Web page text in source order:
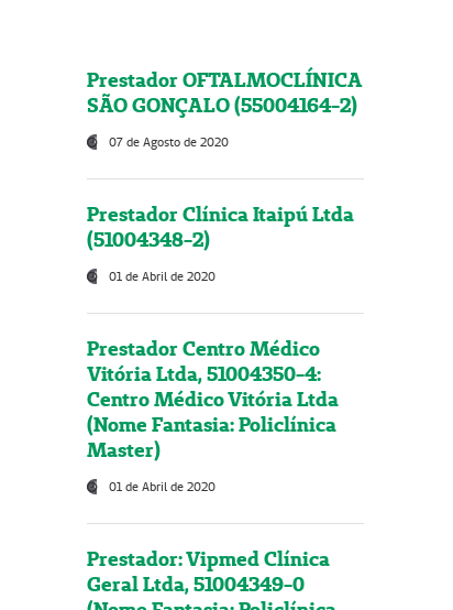
Prestador OFTALMOCLÍNICA
SÃO GONÇALO (55004164-2)
07 de Agosto de 2020
Prestador Clínica Itaipú Ltda
(51004348-2)
01 de Abril de 2020
Prestador Centro Médico
Vitória Ltda, 51004350-4:
Centro Médico Vitória Ltda
(Nome Fantasia: Policlínica
Master)
01 de Abril de 2020
Prestador: Vipmed Clínica
Geral Ltda, 51004349-0